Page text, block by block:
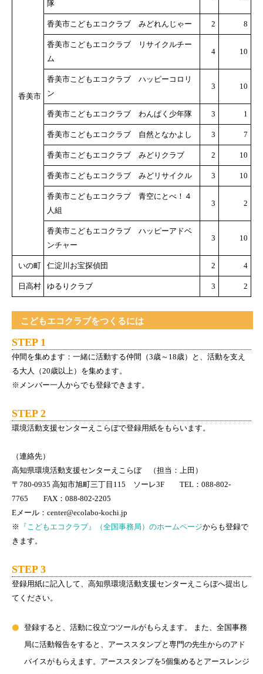
香美市
隊
香美市こどもエコクラブ みどれんじゃー 2 8
香美市こどもエコクラブ リサイクルチー
ム
4 10
香美市こどもエコクラブ ハッピーコロリ
ン
3 10
香美市こどもエコクラブ わんぱく少年隊 3 1
香美市こどもエコクラブ 自然となかよし 3 7
香美市こどもエコクラブ みどりクラブ 2 10
香美市こどもエコクラブ みどリサイクル 3 10
香美市こどもエコクラブ 青空にとべ！４
人組
3 2
香美市こどもエコクラブ ハッピーアドベ
ンチャー
3 10
いの町 仁淀川お宝探偵団 2 4
日高村 ゆるりクラブ 3 2
こどもエコクラブをつくるには
STEP 1
仲間を集めます：一緒に活動する仲間（3歳～18歳）と、活動を支え
る大人（20歳以上）を集めます。
※メンバー一人からでも登録できます。
STEP 2
環境活動支援センターえこらぼで登録用紙をもらいます。
（連絡先）
高知県環境活動支援センターえこらぼ （担当：上田）
〒780-0935 高知市旭町三丁目115 ソーレ3F TEL：088-802-
7765 FAX：088-802-2205
Eメール：center@ecolabo-kochi.jp
※
『こどもエコクラブ』（全国事務局）のホームページからも登録で
きます。
STEP 3
登録用紙に記入して、高知県環境活動支援センターえこらぼへ提出し
てください。
登録すると、活動に役立つツールがもらえます。 また、全国事務
局に活動報告をすると、アーススタンプと専門の先生からのアド
バイスがもらえます。アーススタンプを5個集めるとアースレンジ